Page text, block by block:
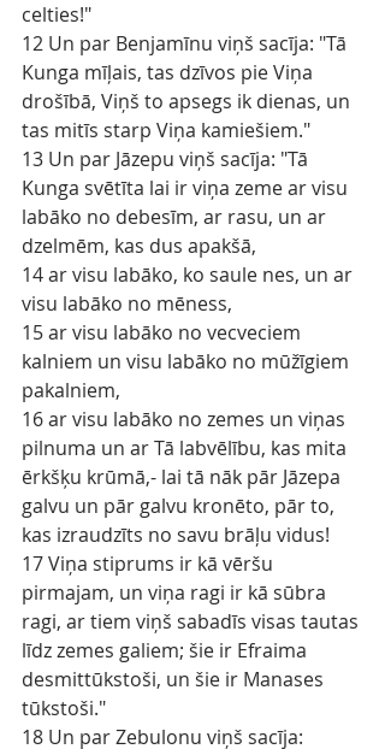
celties!"
12 Un par Benjamīnu viņš sacīja: "Tā
Kunga mīļais, tas dzīvos pie Viņa
drošībā, Viņš to apsegs ik dienas, un
tas mitīs starp Viņa kamiešiem."
13 Un par Jāzepu viņš sacīja: "Tā
Kunga svētīta lai ir viņa zeme ar visu
labāko no debesīm, ar rasu, un ar
dzelmēm, kas dus apakšā,
14 ar visu labāko, ko saule nes, un ar
visu labāko no mēness,
15 ar visu labāko no vecveciem
kalniem un visu labāko no mūžīgiem
pakalniem,
16 ar visu labāko no zemes un viņas
pilnuma un ar Tā labvēlību, kas mita
ērkšķu krūmā,- lai tā nāk pār Jāzepa
galvu un pār galvu kronēto, pār to,
kas izraudzīts no savu brāļu vidus!
17 Viņa stiprums ir kā vēršu
pirmajam, un viņa ragi ir kā sūbra
ragi, ar tiem viņš sabadīs visas tautas
līdz zemes galiem; šie ir Efraima
desmittūkstoši, un šie ir Manases
tūkstoši."
18 Un par Zebulonu viņš sacīja: